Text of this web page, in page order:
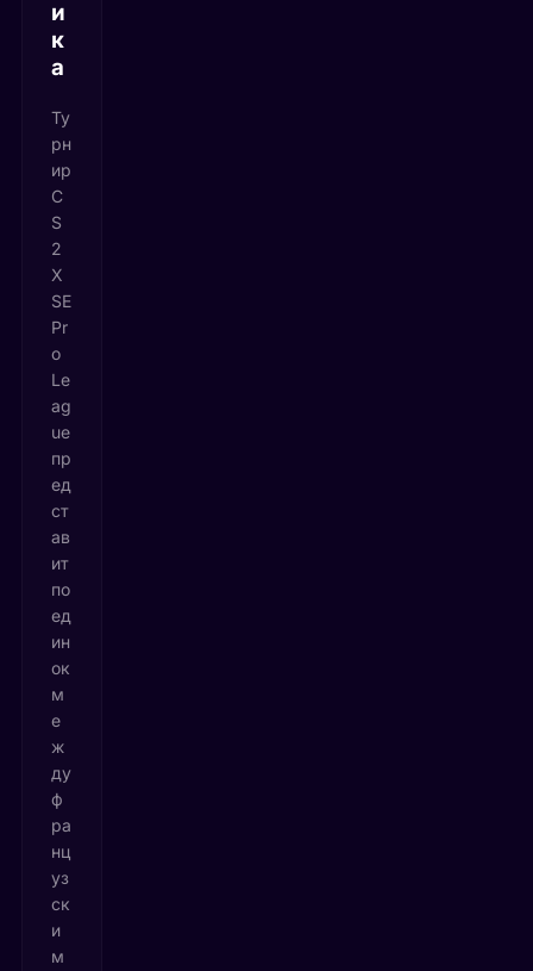
и
к
а
Ту
рн
ир
C
S
2
X
SE
Pr
o
Le
ag
ue
пр
ед
ст
ав
ит
по
ед
ин
ок
м
е
ж
ду
ф
ра
нц
уз
ск
и
м